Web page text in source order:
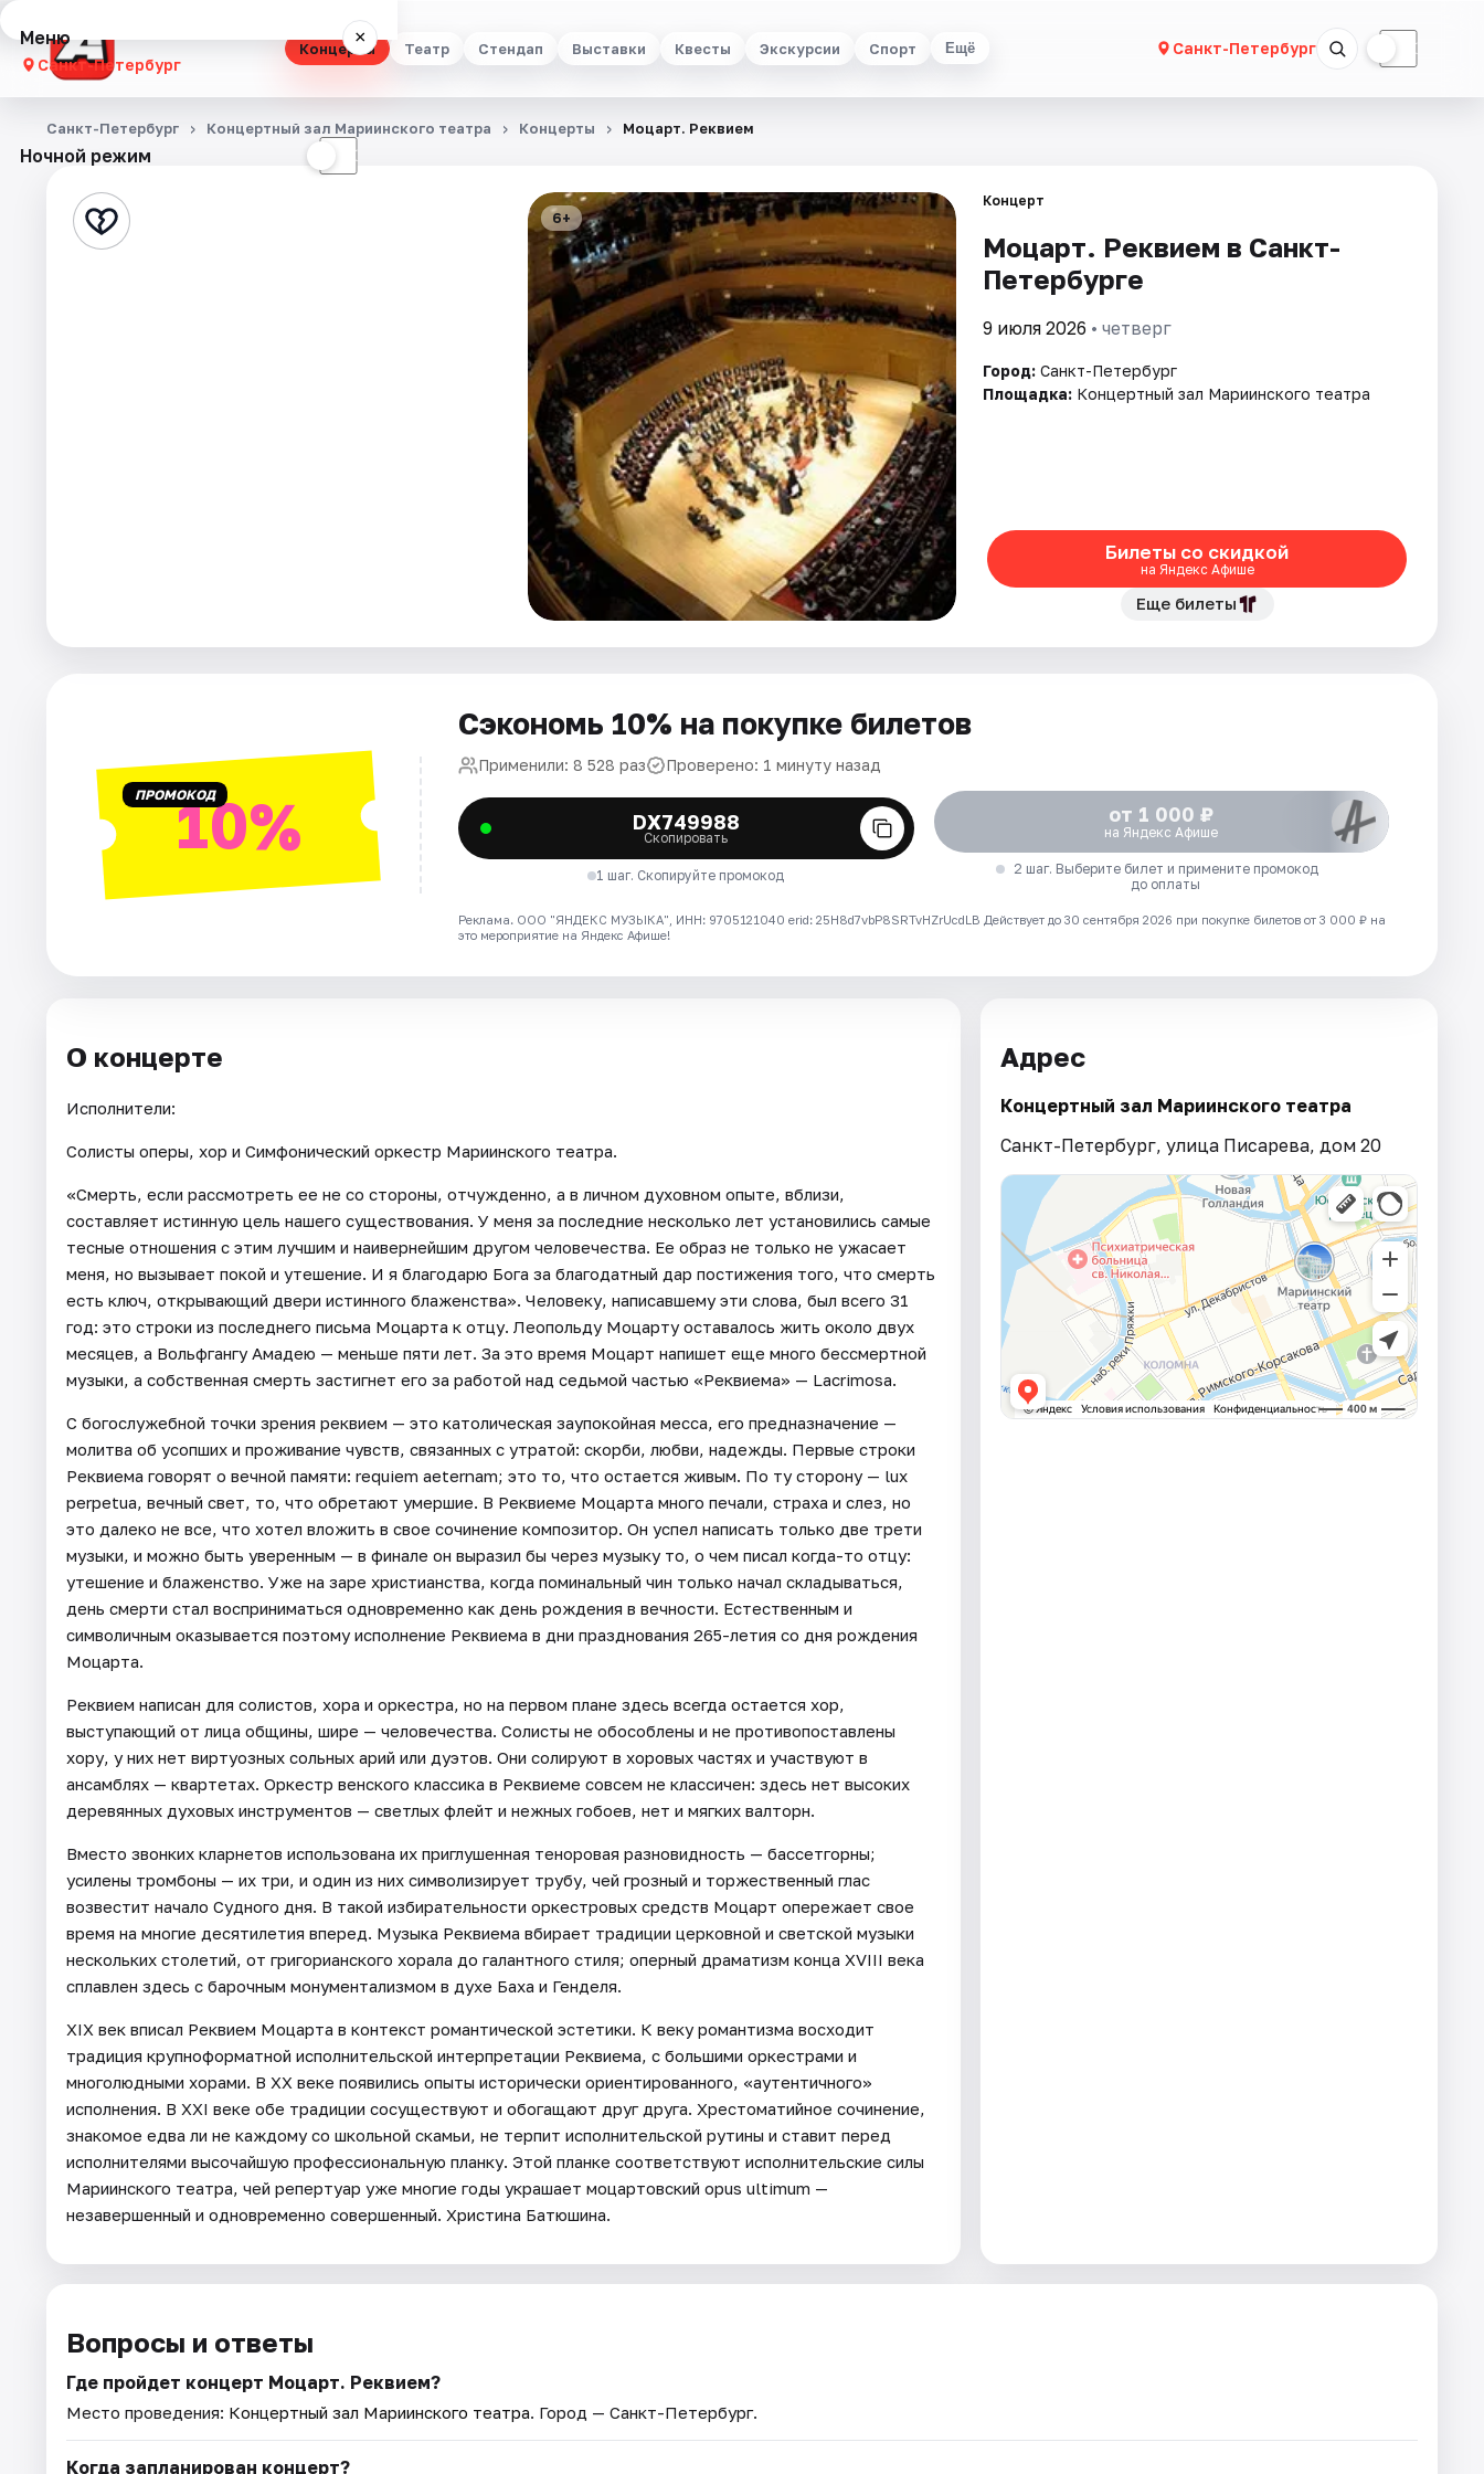
Концерты Театр Стендап Выставки Квесты Экскурсии Спорт Ещё Санкт-Петербург ☾
Меню ×
Санкт-Петербург
Концерты
Стендап
Ночной режим ☾
Санкт-Петербург Концертный зал Мариинского театра Концерты Моцарт. Реквием
6+
Концерт
Моцарт. Реквием в Санкт-
Петербурге
9 июля 2026 • четверг
Город: Санкт-Петербург
Площадка: Концертный зал Мариинского театра
Билеты со скидкой
на Яндекс Афише
Еще билеты
ПРОМОКОД10%
Сэкономь 10% на покупке билетов
Применили: 8 528 раз Проверено: 1 минуту назад
DX749988
Скопировать
1 шаг. Скопируйте промокод
от 1 000 ₽
на Яндекс Афише
2 шаг. Выберите билет и примените промокод
до оплаты
Реклама. ООО "ЯНДЕКС МУЗЫКА", ИНН: 9705121040 erid: 25H8d7vbP8SRTvHZrUcdLB Действует до 30 сентября 2026 при покупке билетов от 3 000 ₽ на
это мероприятие на Яндекс Афише!
О концерте
Исполнители:
Солисты оперы, хор и Cимфонический оркестр Мариинского театра.
«Смерть, если рассмотреть ее не со стороны, отчужденно, а в личном духовном опыте, вблизи,
составляет истинную цель нашего существования. У меня за последние несколько лет установились самые
тесные отношения с этим лучшим и наивернейшим другом человечества. Ее образ не только не ужасает
меня, но вызывает покой и утешение. И я благодарю Бога за благодатный дар постижения того, что смерть
есть ключ, открывающий двери истинного блаженства». Человеку, написавшему эти слова, был всего 31
год: это строки из последнего письма Моцарта к отцу. Леопольду Моцарту оставалось жить около двух
месяцев, а Вольфгангу Амадею — меньше пяти лет. За это время Моцарт напишет еще много бессмертной
музыки, а собственная смерть застигнет его за работой над седьмой частью «Реквиема» — Lacrimosa.
С богослужебной точки зрения реквием — это католическая заупокойная месса, его предназначение —
молитва об усопших и проживание чувств, связанных с утратой: скорби, любви, надежды. Первые строки
Реквиема говорят о вечной памяти: requiem aeternam; это то, что остается живым. По ту сторону — lux
perpetua, вечный свет, то, что обретают умершие. В Реквиеме Моцарта много печали, страха и слез, но
это далеко не все, что хотел вложить в свое сочинение композитор. Он успел написать только две трети
музыки, и можно быть уверенным — в финале он выразил бы через музыку то, о чем писал когда-то отцу:
утешение и блаженство. Уже на заре христианства, когда поминальный чин только начал складываться,
день смерти стал восприниматься одновременно как день рождения в вечности. Естественным и
символичным оказывается поэтому исполнение Реквиема в дни празднования 265-летия со дня рождения
Моцарта.
Реквием написан для солистов, хора и оркестра, но на первом плане здесь всегда остается хор,
выступающий от лица общины, шире — человечества. Солисты не обособлены и не противопоставлены
хору, у них нет виртуозных сольных арий или дуэтов. Они солируют в хоровых частях и участвуют в
ансамблях — квартетах. Оркестр венского классика в Реквиеме совсем не классичен: здесь нет высоких
деревянных духовых инструментов — светлых флейт и нежных гобоев, нет и мягких валторн.
Вместо звонких кларнетов использована их приглушенная теноровая разновидность — бассетгорны;
усилены тромбоны — их три, и один из них символизирует трубу, чей грозный и торжественный глас
возвестит начало Судного дня. В такой избирательности оркестровых средств Моцарт опережает свое
время на многие десятилетия вперед. Музыка Реквиема вбирает традиции церковной и светской музыки
нескольких столетий, от григорианского хорала до галантного стиля; оперный драматизм конца XVIII века
сплавлен здесь с барочным монументализмом в духе Баха и Генделя.
XIX век вписал Реквием Моцарта в контекст романтической эстетики. К веку романтизма восходит
традиция крупноформатной исполнительской интерпретации Реквиема, с большими оркестрами и
многолюдными хорами. В ХХ веке появились опыты исторически ориентированного, «аутентичного»
исполнения. В XXI веке обе традиции сосуществуют и обогащают друг друга. Хрестоматийное сочинение,
знакомое едва ли не каждому со школьной скамьи, не терпит исполнительской рутины и ставит перед
исполнителями высочайшую профессиональную планку. Этой планке соответствуют исполнительские силы
Мариинского театра, чей репертуар уже многие годы украшает моцартовский opus ultimum —
незавершенный и одновременно совершенный. Христина Батюшина.
Адрес
Концертный зал Мариинского театра
Санкт-Петербург, улица Писарева, дом 20
Вопросы и ответы
Где пройдет концерт Моцарт. Реквием?
Место проведения: Концертный зал Мариинского театра. Город — Санкт-Петербург.
Когда запланирован концерт?